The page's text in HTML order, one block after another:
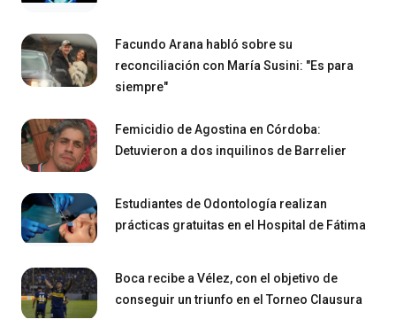
Facundo Arana habló sobre su
reconciliación con María Susini: "Es para
siempre"
Femicidio de Agostina en Córdoba:
Detuvieron a dos inquilinos de Barrelier
Estudiantes de Odontología realizan
prácticas gratuitas en el Hospital de Fátima
Boca recibe a Vélez, con el objetivo de
conseguir un triunfo en el Torneo Clausura